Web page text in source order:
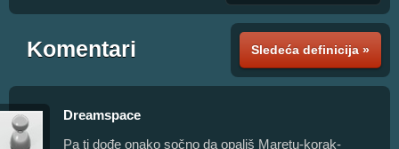
Sledeća definicija »
Komentari
Dreamspace
Pa ti dođe onako sočno da opališ Maretu-korak-